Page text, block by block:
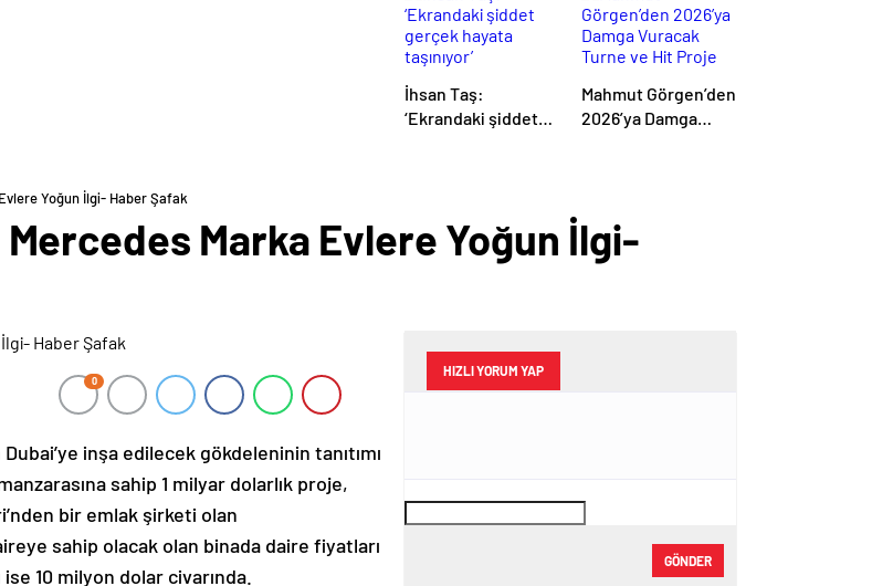
İhsan Taş:
‘Ekrandaki şiddet
Mahmut Görgen’den
2026’ya Damga
Yoğun İlgi- Haber Şafak
Marka Evlere Yoğun İlgi-
0
inşa edilecek gökdeleninin tanıtımı
sahip 1 milyar dolarlık proje,
bir emlak şirketi olan
sahip olacak olan binada daire fiyatları
10 milyon dolar civarında.
HIZLI YORUM YAP
GÖNDER